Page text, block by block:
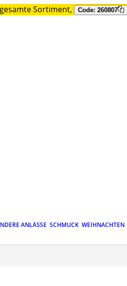
Sortiment, Code: 260807
ANLÄSSE SCHMUCK WEIHNACHTEN